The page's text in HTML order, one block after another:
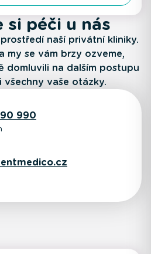
si péči u nás
naší privátní kliniky.
my se vám brzy ozveme,
domluvili na dalším postupu
všechny vaše otázky.
990